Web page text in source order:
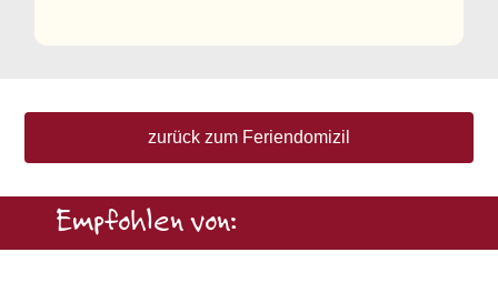
zurück zum Feriendomizil
Empfohlen von: